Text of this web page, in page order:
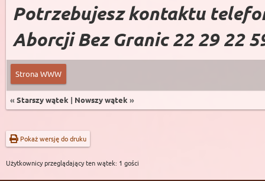
Potrzebujesz kontaktu
Aborcji Bez Granic 22 29 22
Strona WWW
« Starszy wątek | Nowszy wątek »
Pokaż wersję do druku
Użytkownicy przeglądający ten wątek: 1 gości